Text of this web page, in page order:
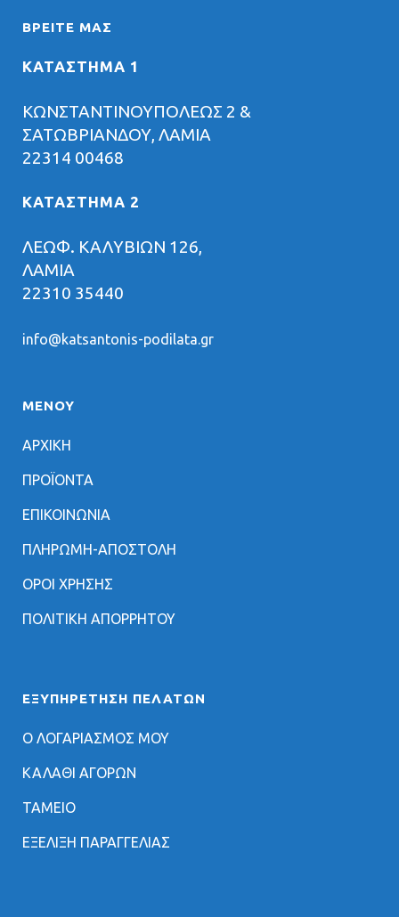
ΒΡΕΊΤΕ ΜΑΣ
ΚΑΤΑΣΤΗΜΑ 1
ΚΩΝΣΤΑΝΤΙΝΟΥΠΟΛΕΩΣ 2 &
ΣΑΤΩΒΡΙΑΝΔΟΥ, ΛΑΜΙΑ
22314 00468
ΚΑΤΑΣΤΗΜΑ 2
ΛΕΩΦ. ΚΑΛΥΒΙΩΝ 126,
ΛΑΜΙΑ
22310 35440
info@katsantonis-podilata.gr
ΜΕΝΟΥ
ΑΡΧΙΚΗ
ΠΡΟΪΟΝΤΑ
ΕΠΙΚΟΙΝΩΝΙΑ
ΠΛΗΡΩΜΗ-ΑΠΟΣΤΟΛΗ
ΟΡΟΙ ΧΡΗΣΗΣ
ΠΟΛΙΤΙΚΗ ΑΠΟΡΡΗΤΟΥ
ΕΞΥΠΗΡΈΤΗΣΗ ΠΕΛΑΤΏΝ
Ο ΛΟΓΑΡΙΑΣΜΟΣ ΜΟΥ
ΚΑΛΑΘΙ ΑΓΟΡΩΝ
ΤΑΜΕΙΟ
ΕΞΕΛΙΞΗ ΠΑΡΑΓΓΕΛΙΑΣ